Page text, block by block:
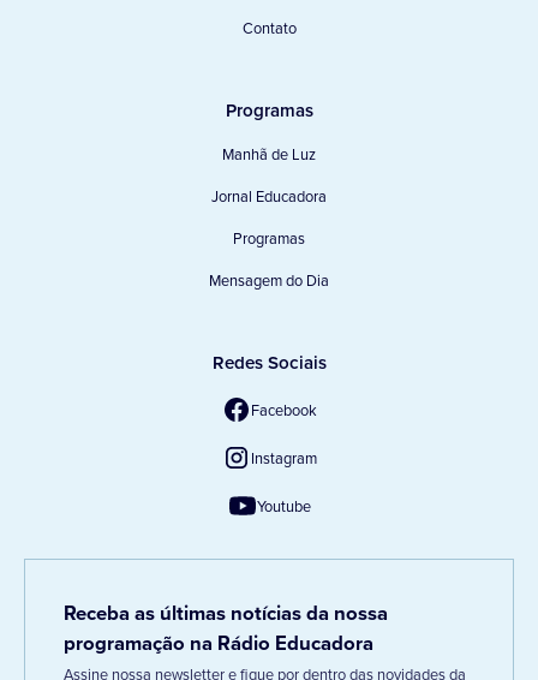
Contato
Programas
Manhã de Luz
Jornal Educadora
Programas
Mensagem do Dia
Redes Sociais
Facebook
Instagram
Youtube
Receba as últimas notícias da nossa
programação na Rádio Educadora
Assine nossa newsletter e fique por dentro das novidades da